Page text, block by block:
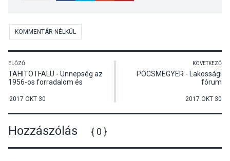
KOMMENTÁR NÉLKÜL
ELŐZŐ
TAHITÓTFALU - Ünnepség az
1956-os forradalom és
évfordulóján
2017 OKT 30
KÖVETKEZŐ
PÓCSMEGYER - Lakossági
fórum
2017 OKT 30
Hozzászólás { 0 }